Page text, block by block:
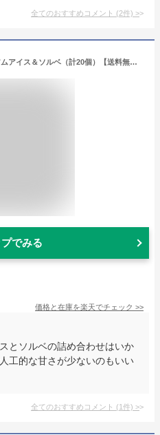
全てのおすすめコメント (2件) >
【千疋屋直送】銀座プレミアムアイス＆ソルベ（計20個）【送料無料※600円相当】,スイーツ,ギフト,贈り物,冷凍
でみる
価格と在庫を楽天でチェック >>
とソルベの詰め合わせはいか
工的な甘さが少ないのもいい
全てのおすすめコメント (1件) >